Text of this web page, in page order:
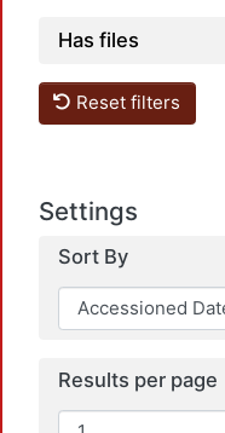
Has files
Reset filters
Settings
Sort By
Results per page